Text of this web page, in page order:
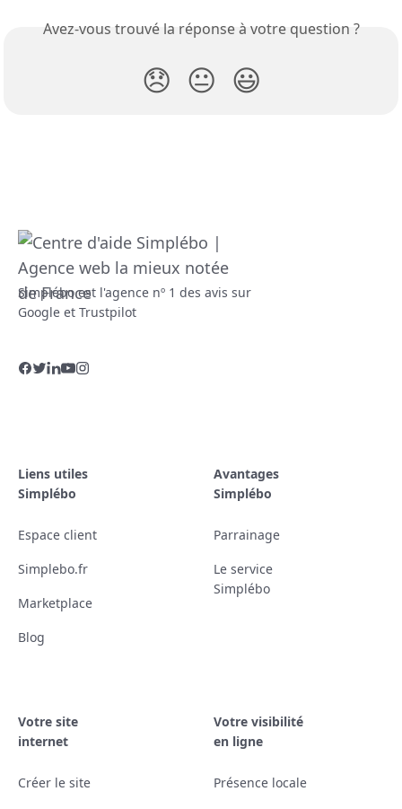
Avez-vous trouvé la réponse à votre question ?
😞 😐 😃
Simplébo est l'agence nº 1 des avis sur
Google et Trustpilot
Liens utiles
Simplébo
Espace client
Simplebo.fr
Marketplace
Blog
Avantages
Simplébo
Parrainage
Le service
Simplébo
Votre site
internet
Créer le site
Votre visibilité
en ligne
Présence locale